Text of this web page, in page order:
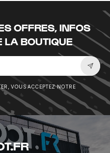
OFFRES, INFOS
LA BOUTIQUE
VOUS ACCEPTEZ NOTRE